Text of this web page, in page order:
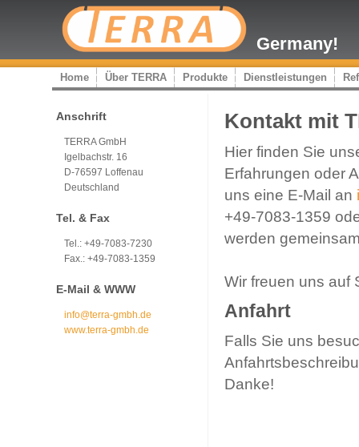
Germany!
Home Über TERRA Produkte Dienstleistungen
Anschrift
TERRA GmbH
Igelbachstr. 16
D-76597 Loffenau
Deutschland
Tel. & Fax
Tel.: +49-7083-7230
Fax.: +49-7083-1359
E-Mail & WWW
info@terra-gmbh.de
www.terra-gmbh.de
Kontakt mit
Hier finden Sie
Erfahrungen oder
uns eine E-Mail an
+49-7083-1359
werden
Wir freuen uns auf
Anfahrt
Falls Sie uns
Danke!